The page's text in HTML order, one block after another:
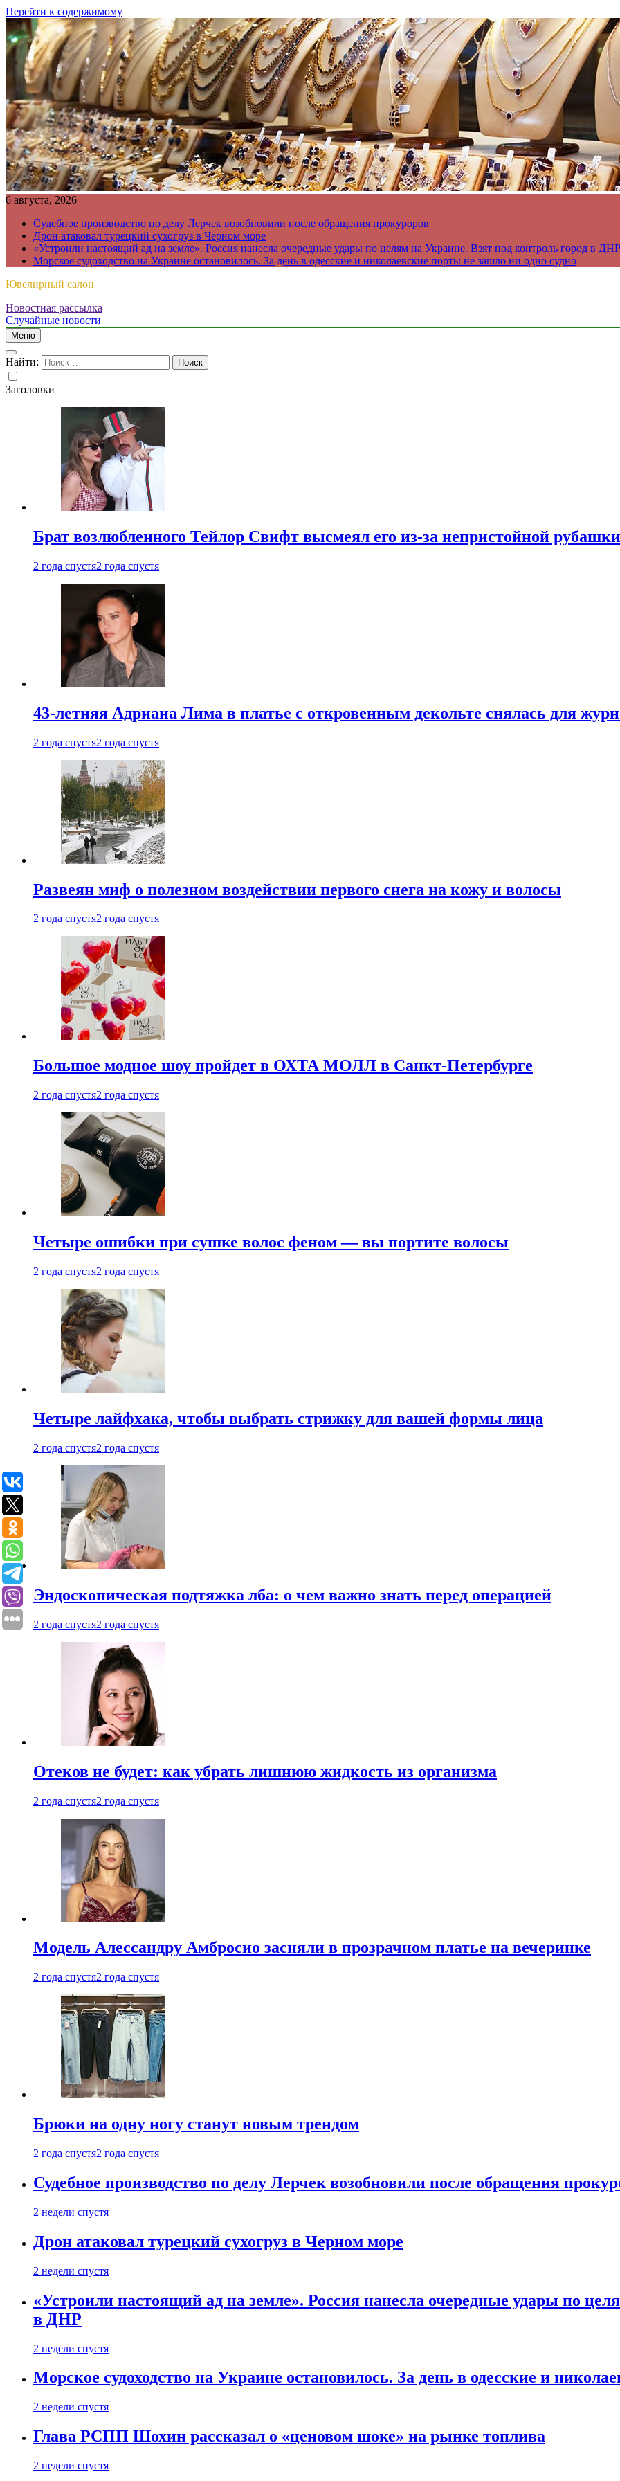
Перейти к содержимому
6 августа, 2026
Судебное производство по делу Лерчек возобновили после обращения прокуроров
Дрон атаковал турецкий сухогруз в Черном море
«Устроили настоящий ад на земле». Россия нанесла очередные удары по целям на Украине. Взят под контроль город в ДНР
Морское судоходство на Украине остановилось. За день в одесские и николаевские порты не зашло ни одно судно
Ювелирный салон
Новостная рассылка
Случайные новости
Меню
Найти:
Заголовки
Брат возлюбленного Тейлор Свифт высмеял его из-за непристойной
2 года спустя2 года спустя
43-летняя Адриана Лима в платье с откровенным декольте снялась для
2 года спустя2 года спустя
Развеян миф о полезном воздействии первого снега на кожу и волосы
2 года спустя2 года спустя
Большое модное шоу пройдет в ОХТА МОЛЛ в Санкт-Петербурге
2 года спустя2 года спустя
Четыре ошибки при сушке волос феном — вы портите волосы
2 года спустя2 года спустя
Четыре лайфхака, чтобы выбрать стрижку для вашей формы лица
2 года спустя2 года спустя
Эндоскопическая подтяжка лба: о чем важно знать перед операцией
2 года спустя2 года спустя
Отеков не будет: как убрать лишнюю жидкость из организма
2 года спустя2 года спустя
Модель Алессандру Амбросио засняли в прозрачном платье на вечеринке
2 года спустя2 года спустя
Брюки на одну ногу станут новым трендом
2 года спустя2 года спустя
Судебное производство по делу Лерчек возобновили после обращения
2 недели спустя
Дрон атаковал турецкий сухогруз в Черном море
2 недели спустя
«Устроили настоящий ад на земле». Россия нанесла очередные удары по
в ДНР
2 недели спустя
Морское судоходство на Украине остановилось. За день в одесские и
2 недели спустя
Глава РСПП Шохин рассказал о «ценовом шоке» на рынке топлива
2 недели спустя